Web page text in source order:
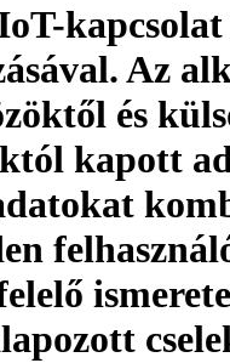
kapcsolat
Az
és
kapott